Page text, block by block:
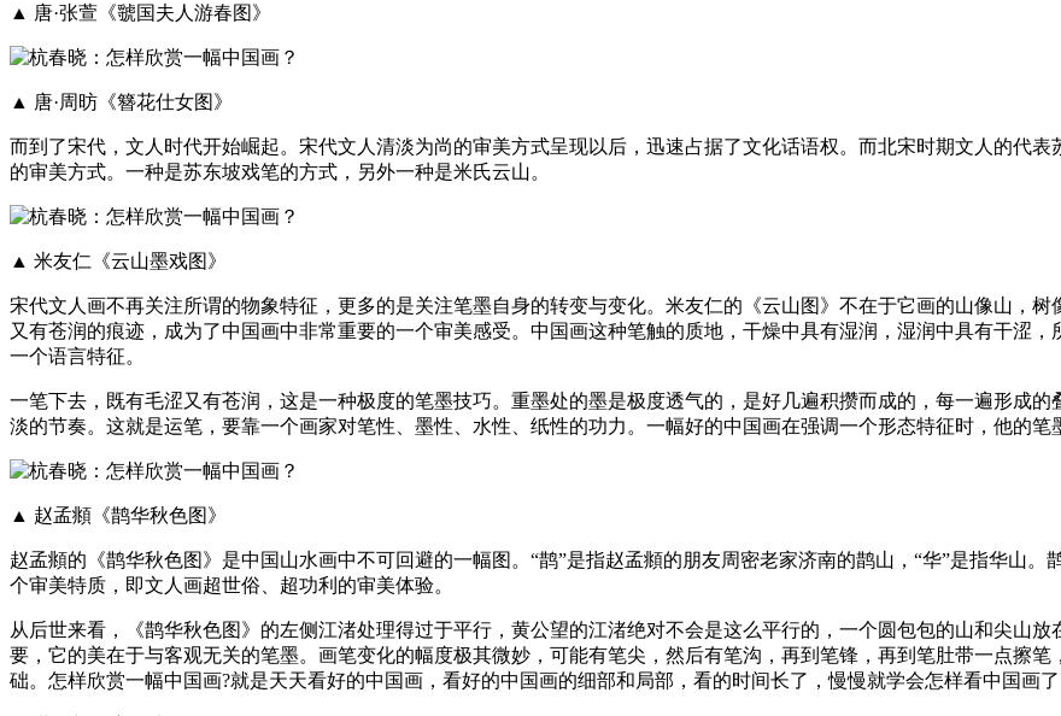
▲ 唐·张萱《虢国夫人游春图》
▲ 唐·周昉《簪花仕女图》
而到了宋代，文人时代开始崛起。宋代文人清淡为尚的审美方式呈现以后，迅速占据了文化话语权。而北宋时期文人的代
的审美方式。一种是苏东坡戏笔的方式，另外一种是米氏云山。
▲ 米友仁《云山墨戏图》
宋代文人画不再关注所谓的物象特征，更多的是关注笔墨自身的转变与变化。米友仁的《云山图》不在于它画的山像山，
又有苍润的痕迹，成为了中国画中非常重要的一个审美感受。中国画这种笔触的质地，干燥中具有湿润，湿润中具有干涩
一个语言特征。
一笔下去，既有毛涩又有苍润，这是一种极度的笔墨技巧。重墨处的墨是极度透气的，是好几遍积攒而成的，每一遍形成
淡的节奏。这就是运笔，要靠一个画家对笔性、墨性、水性、纸性的功力。一幅好的中国画在强调一个形态特征时，他的
▲ 赵孟頫《鹊华秋色图》
赵孟頫的《鹊华秋色图》是中国山水画中不可回避的一幅图。“鹊”是指赵孟頫的朋友周密老家济南的鹊山，“华”是指华山
个审美特质，即文人画超世俗、超功利的审美体验。
从后世来看，《鹊华秋色图》的左侧江渚处理得过于平行，黄公望的江渚绝对不会是这么平行的，一个圆包包的山和尖山
要，它的美在于与客观无关的笔墨。画笔变化的幅度极其微妙，可能有笔尖，然后有笔沟，再到笔锋，再到笔肚带一点擦
础。怎样欣赏一幅中国画?就是天天看好的中国画，看好的中国画的细部和局部，看的时间长了，慢慢就学会怎样看中国画了